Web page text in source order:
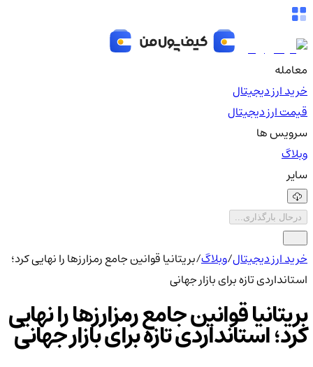
معامله
خرید ارز دیجیتال
قیمت ارز دیجیتال
سرویس ها
وبلاگ
سایر
درحال بارگذاری...
خرید ارز دیجیتال/وبلاگ/بریتانیا قوانین جامع رمزارزها را نهایی کرد؛
استانداردی تازه برای بازار جهانی
بریتانیا قوانین جامع رمزارزها را نهایی
کرد؛ استانداردی تازه برای بازار جهانی